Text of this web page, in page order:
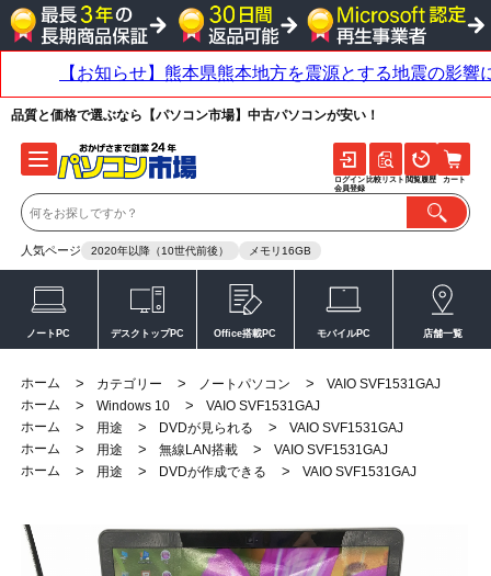
品質と価格で選ぶなら【パソコン市場】中古パソコンが安い！
人気ページ 2020年以降（10世代前後） メモリ16GB
ログイン
会員登録
比較リスト 閲覧履歴 カート
ノートPC デスクトップPC Office搭載PC モバイルPC 店舗一覧
ホーム > カテゴリー > ノートパソコン >
VAIO SVF1531GAJ
ホーム
> Windows 10 >
VAIO SVF1531GAJ
ホーム
> 用途 > DVDが見られる >
VAIO SVF1531GAJ
ホーム
> 用途 > 無線LAN搭載 >
VAIO SVF1531GAJ
ホーム
> 用途 > DVDが作成できる > VAIO SVF1531GAJ